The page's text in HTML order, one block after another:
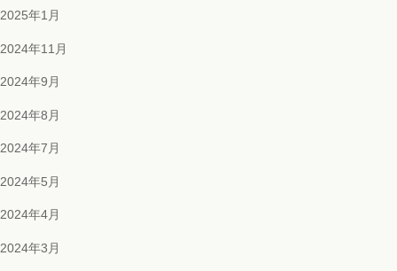
2025年1月
2024年11月
2024年9月
2024年8月
2024年7月
2024年5月
2024年4月
2024年3月